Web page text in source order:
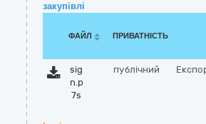
закупівлі
ФАЙЛ ПРИВАТНІСТЬ
sig
n.p
7s
публічний